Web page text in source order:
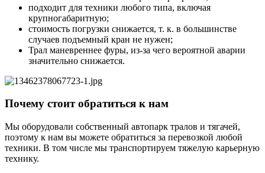
подходит для техники любого типа, включая
крупногабаритную;
стоимость погрузки снижается, т. к. в большинстве
случаев подъемный кран не нужен;
Трал маневреннее фуры, из-за чего вероятной аварии
значительно снижается.
Почему стоит обратиться к нам
Мы оборудовали собственный автопарк тралов и тягачей,
поэтому к нам вы можете обратиться за перевозкой любой
техники. В том числе мы транспортируем тяжелую карьерную
технику.